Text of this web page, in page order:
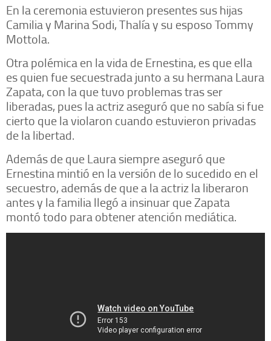
En la ceremonia estuvieron presentes sus hijas
Camilia y Marina Sodi, Thalía y su esposo Tommy
Mottola.
Otra polémica en la vida de Ernestina, es que ella
es quien fue secuestrada junto a su hermana Laura
Zapata, con la que tuvo problemas tras ser
liberadas, pues la actriz aseguró que no sabía si fue
cierto que la violaron cuando estuvieron privadas
de la libertad.
Además de que Laura siempre aseguró que
Ernestina mintió en la versión de lo sucedido en el
secuestro, además de que a la actriz la liberaron
antes y la familia llegó a insinuar que Zapata
montó todo para obtener atención mediática.